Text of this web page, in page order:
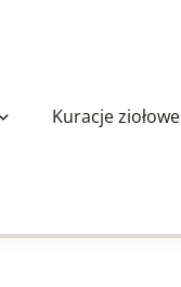
Kuracje ziołowe